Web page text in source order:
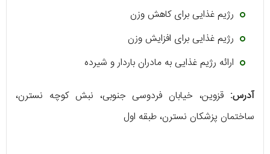
رژیم غذایی برای کاهش وزن
رژیم غذایی برای افزایش وزن
ارائه رژیم غذایی به مادران باردار و شیرده
آدرس: قزوین، خیابان فردوسی جنوبی، نبش کوچه نسترن،
ساختمان پزشکان نسترن، طبقه اول